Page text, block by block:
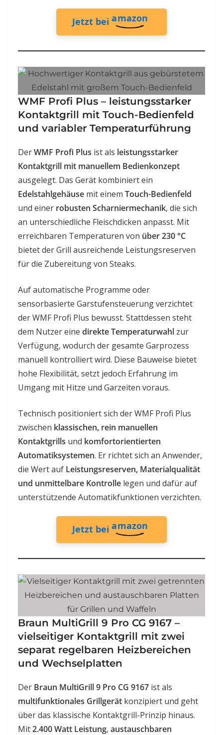
Jetzt bei amazon
WMF Profi Plus – leistungsstarker
Kontaktgrill mit Touch-Bedienfeld
und variabler Temperaturführung
DerWMF Profi Plus ist als leistungsstarker
Kontaktgrill mit manuellem Bedienkonzept
ausgelegt. Das Gerät kombiniert ein
Edelstahlgehäuse mit einem Touch-Bedienfeld
und einer robusten Scharniermechanik, die sich
an unterschiedliche Fleischdicken anpasst. Mit
erreichbaren Temperaturen von über 230 °C
bietet der Grill ausreichende Leistungsreserven
für die Zubereitung von Steaks.
Auf automatische Programme oder
sensorbasierte Garstufensteuerung verzichtet
der WMF Profi Plus bewusst. Stattdessen steht
dem Nutzer eine direkte Temperaturwahl zur
Verfügung, wodurch der gesamte Garprozess
manuell kontrolliert wird. Diese Bauweise bietet
hohe Flexibilität, setzt jedoch Erfahrung im
Umgang mit Hitze und Garzeiten voraus.
Technisch positioniert sich der WMF Profi Plus
zwischen klassischen, rein manuellen
Kontaktgrills und komfortorientierten
Automatiksystemen. Er richtet sich an Anwender,
die Wert auf Leistungsreserven, Materialqualität
und unmittelbare Kontrolle legen und dafür auf
unterstützende Automatikfunktionen verzichten.
Jetzt bei amazon
Braun MultiGrill 9 Pro CG 9167 –
vielseitiger Kontaktgrill mit zwei
separat regelbaren Heizbereichen
und Wechselplatten
Der Braun MultiGrill 9 Pro CG 9167 ist als
multifunktionales Grillgerät konzipiert und geht
über das klassische Kontaktgrill-Prinzip hinaus.
Mit2.400 Watt Leistung, austauschbaren